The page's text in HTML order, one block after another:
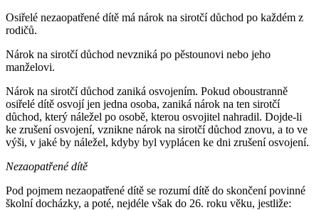
Osiřelé nezaopatřené dítě má nárok na sirotčí důchod po každém z
rodičů.
Nárok na sirotčí důchod nevzniká po pěstounovi nebo jeho
manželovi.
Nárok na sirotčí důchod zaniká osvojením. Pokud oboustranně
osiřelé dítě osvojí jen jedna osoba, zaniká nárok na ten sirotčí
důchod, který náležel po osobě, kterou osvojitel nahradil. Dojde-li
ke zrušení osvojení, vznikne nárok na sirotčí důchod znovu, a to ve
výši, v jaké by náležel, kdyby byl vyplácen ke dni zrušení osvojení.
Nezaopatřené dítě
Pod pojmem nezaopatřené dítě se rozumí dítě do skončení povinné
školní docházky, a poté, nejdéle však do 26. roku věku, jestliže: